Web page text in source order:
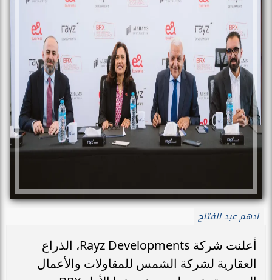
ادهم عبد الفتاح
أعلنت شركة Rayz Developments، الذراع
العقارية لشركة الشمس للمقاولات والأعمال